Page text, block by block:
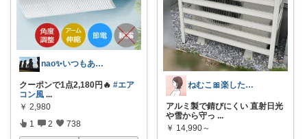
nao✨いつもありがとう😊
クーポンで1点2,180円🔥 #エア
コン風 ...
￥ 2,980
1 2 738
ねむこ🎀楽したいママの購入品ほぼオリ写
アルミ製で錆びにくい 直射日光
や雪から守っ ...
￥ 14,990～